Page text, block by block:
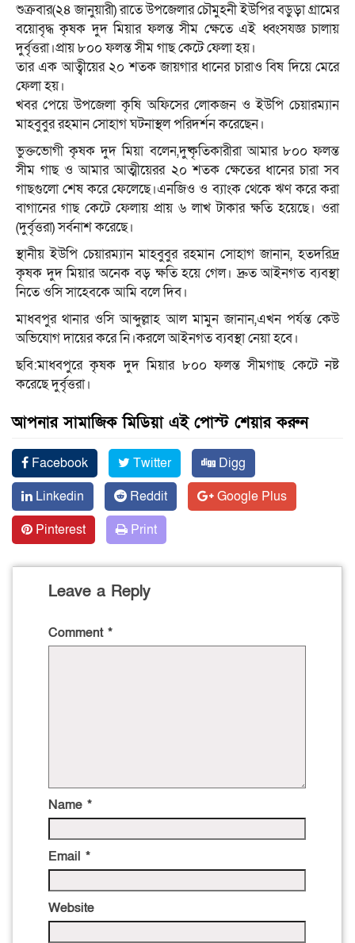
শুক্রবার(২৪ জানুয়ারী) রাতে উপজেলার চৌমুহনী ইউপির বড়ুড়া গ্রামের
বয়োবৃদ্ধ কৃষক দুদ মিয়ার ফলন্ত সীম ক্ষেতে এই ধ্বংসযজ্ঞ চালায়
দুর্বৃত্তরা।প্রায় ৮০০ ফলন্ত সীম গাছ কেটে ফেলা হয়।
তার এক আত্বীয়ের ২০ শতক জায়গার ধানের চারাও বিষ দিয়ে মেরে
ফেলা হয়।
খবর পেয়ে উপজেলা কৃষি অফিসের লোকজন ও ইউপি চেয়ারম্যান
মাহবুবুর রহমান সোহাগ ঘটনাস্থল পরিদর্শন করেছেন।
ভুক্তভোগী কৃষক দুদ মিয়া বলেন,দুষ্কৃতিকারীরা আমার ৮০০ ফলন্ত
সীম গাছ ও আমার আত্মীয়েরর ২০ শতক ক্ষেতের ধানের চারা সব
গাছগুলো শেষ করে ফেলেছে।এনজিও ও ব্যাংক থেকে ঋণ করে করা
বাগানের গাছ কেটে ফেলায় প্রায় ৬ লাখ টাকার ক্ষতি হয়েছে। ওরা
(দুর্বৃত্তরা) সর্বনাশ করেছে।
স্থানীয় ইউপি চেয়ারম্যান মাহবুবুর রহমান সোহাগ জানান, হতদরিদ্র
কৃষক দুদ মিয়ার অনেক বড় ক্ষতি হয়ে গেল। দ্রুত আইনগত ব্যবস্থা
নিতে ওসি সাহেবকে আমি বলে দিব।
মাধবপুর থানার ওসি আব্দুল্লাহ আল মামুন জানান,এখন পর্যন্ত কেউ
অভিযোগ দায়ের করে নি।করলে আইনগত ব্যবস্থা নেয়া হবে।
ছবি:মাধবপুরে কৃষক দুদ মিয়ার ৮০০ ফলন্ত সীমগাছ কেটে নষ্ট
করেছে দুর্বৃত্তরা।
আপনার সামাজিক মিডিয়া এই পোস্ট শেয়ার করুন
Facebook Twitter
Digg
Linkedin
Reddit
Google Plus
Pinterest
Print
Leave a Reply
Comment *
Name *
Email *
Website